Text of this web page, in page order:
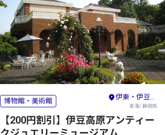
博物館・美術館 伊東・伊豆高原・宇佐美
東海/ 静岡県
【200円割引】伊豆高原アンティー